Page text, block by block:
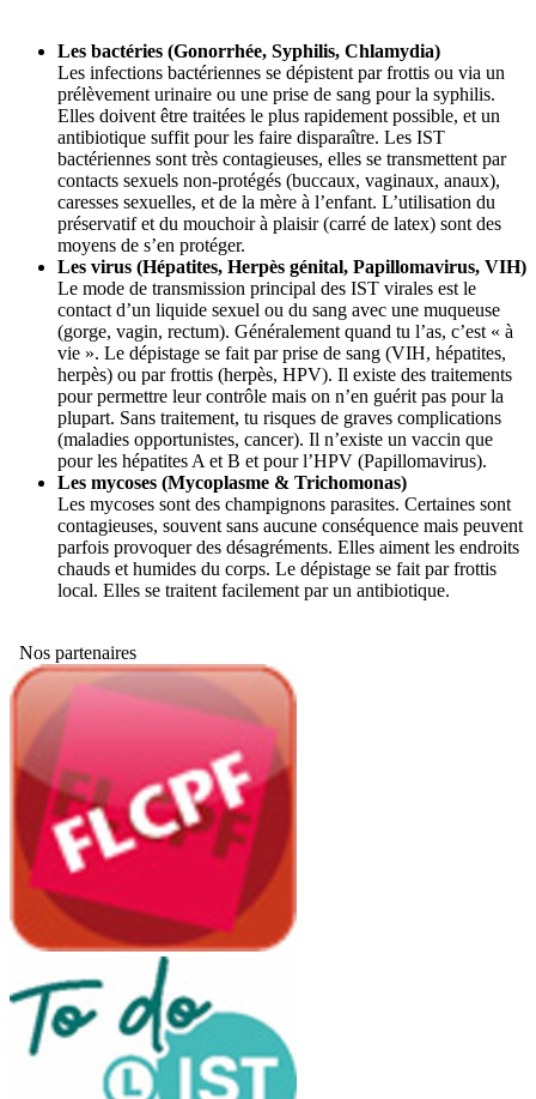
Les bactéries (Gonorrhée, Syphilis, Chlamydia)
Les infections bactériennes se dépistent par frottis ou via un
prélèvement urinaire ou une prise de sang pour la syphilis.
Elles doivent être traitées le plus rapidement possible, et un
antibiotique suffit pour les faire disparaître. Les IST
bactériennes sont très contagieuses, elles se transmettent par
contacts sexuels non-protégés (buccaux, vaginaux, anaux),
caresses sexuelles, et de la mère à l’enfant. L’utilisation du
préservatif et du mouchoir à plaisir (carré de latex) sont des
moyens de s’en protéger.
Les virus (Hépatites, Herpès génital, Papillomavirus, VIH)
Le mode de transmission principal des IST virales est le
contact d’un liquide sexuel ou du sang avec une muqueuse
(gorge, vagin, rectum). Généralement quand tu l’as, c’est « à
vie ». Le dépistage se fait par prise de sang (VIH, hépatites,
herpès) ou par frottis (herpès, HPV). Il existe des traitements
pour permettre leur contrôle mais on n’en guérit pas pour la
plupart. Sans traitement, tu risques de graves complications
(maladies opportunistes, cancer). Il n’existe un vaccin que
pour les hépatites A et B et pour l’HPV (Papillomavirus).
Les mycoses (Mycoplasme & Trichomonas)
Les mycoses sont des champignons parasites. Certaines sont
contagieuses, souvent sans aucune conséquence mais peuvent
parfois provoquer des désagréments. Elles aiment les endroits
chauds et humides du corps. Le dépistage se fait par frottis
local. Elles se traitent facilement par un antibiotique.
Nos partenaires